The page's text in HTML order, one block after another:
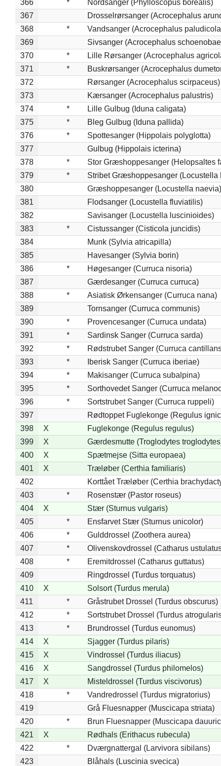
366 *
Nordsanger (Phylloscopus borealis)
367
Drosselrørsanger (Acrocephalus
368
*
Vandsanger (Acrocephalus
369
Sivsanger (Acrocephalus
370
*
Lille Rørsanger (Acrocephalus
371
*
Buskrørsanger (Acrocephalus
372
Rørsanger (Acrocephalus scirpaceus)
373
Kærsanger (Acrocephalus palustris)
374
*
Lille Gulbug (Iduna caligata)
375
*
Bleg Gulbug (Iduna pallida)
376
*
Spottesanger (Hippolais polyglotta)
377
Gulbug (Hippolais icterina)
378
*
Stor Græshoppesanger (Helopsaltes
379
*
Stribet Græshoppesanger (Locustella
380
Græshoppesanger (Locustella naevia)
381
Flodsanger (Locustella fluviatilis)
382
Savisanger (Locustella luscinioides)
383
*
Cistussanger (Cisticola juncidis)
384
Munk (Sylvia atricapilla)
385
Havesanger (Sylvia borin)
386
*
Høgesanger (Curruca nisoria)
387
Gærdesanger (Curruca curruca)
388
*
Asiatisk Ørkensanger (Curruca nana)
389
Tornsanger (Curruca communis)
390
*
Provencesanger (Curruca undata)
391
*
Sardinsk Sanger (Curruca sarda)
392
*
Rødstrubet Sanger (Curruca
393
*
Iberisk Sanger (Curruca iberiae)
394
*
Makisanger (Curruca subalpina)
395
*
Sorthovedet Sanger (Curruca
396
*
Sortstrubet Sanger (Curruca ruppeli)
397
Rødtoppet Fuglekonge (Regulus
398
X
Fuglekonge (Regulus regulus)
399
X
Gærdesmutte (Troglodytes
400
X
Spætmejse (Sitta europaea)
401
X
Træløber (Certhia familiaris)
402
Korttået Træløber (Certhia
403
*
Rosenstær (Pastor roseus)
404
X
Stær (Sturnus vulgaris)
405
*
Ensfarvet Stær (Sturnus unicolor)
406
*
Gulddrossel (Zoothera aurea)
407
*
Olivenskovdrossel (Catharus
408
*
Eremitdrossel (Catharus guttatus)
409
Ringdrossel (Turdus torquatus)
410
X
Solsort (Turdus merula)
411
*
Gråstrubet Drossel (Turdus obscurus)
412
*
Sortstrubet Drossel (Turdus
413
*
Brundrossel (Turdus eunomus)
414
X
Sjagger (Turdus pilaris)
415
X
Vindrossel (Turdus iliacus)
416
X
Sangdrossel (Turdus philomelos)
417
X
Misteldrossel (Turdus viscivorus)
418
*
Vandredrossel (Turdus migratorius)
419
Grå Fluesnapper (Muscicapa striata)
420
*
Brun Fluesnapper (Muscicapa
421
X
Rødhals (Erithacus rubecula)
422
*
Dværgnattergal (Larvivora sibilans)
423
Blåhals (Luscinia svecica)